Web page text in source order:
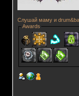
Слушай маму и
Awards